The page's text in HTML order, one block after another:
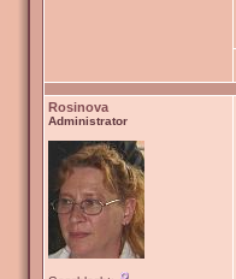
Rosinova
Administrator